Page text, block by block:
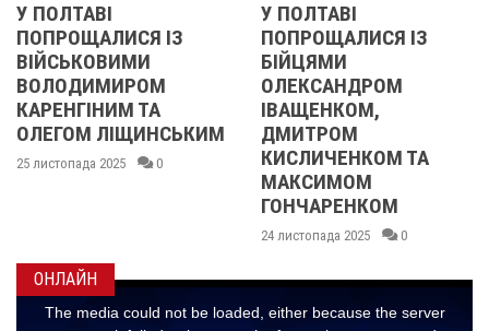
ІЗ
ТА
ЛІЩИНСЬКИМ
2025 0
У ПОЛТАВІ
ПОПРОЩАЛИСЯ ІЗ
БІЙЦЯМИ
ОЛЕКСАНДРОМ
ІВАЩЕНКОМ,
ДМИТРОМ
КИСЛИЧЕНКОМ ТА
МАКСИМОМ
ГОНЧАРЕНКОМ
24 листопада 2025 0
ОНЛАЙН